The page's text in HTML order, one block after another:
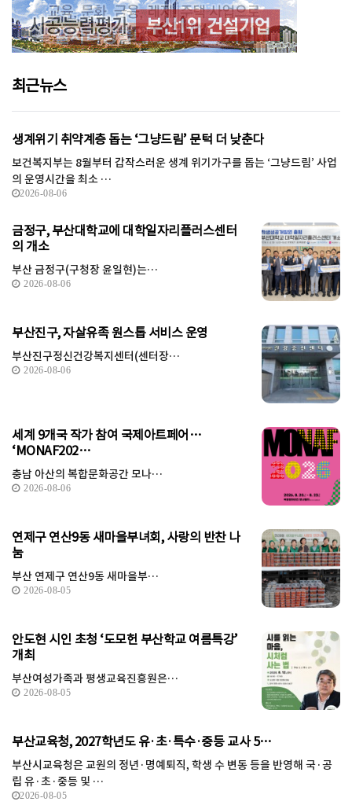
최근뉴스
생계위기 취약계층 돕는 ‘그냥드림’ 문턱 더 낮춘다
보건복지부는 8월부터 갑작스러운 생계 위기가구를 돕는 ‘그냥드림’ 사업
의 운영시간을 최소 …
2026-08-06
금정구, 부산대학교에 대학일자리플러스센터
의 개소
부산 금정구(구청장 윤일현)는…
2026-08-06
부산진구, 자살유족 원스톱 서비스 운영
부산진구정신건강복지센터(센터장…
2026-08-06
세계 9개국 작가 참여 국제아트페어…
‘MONAF202…
충남 아산의 복합문화공간 모나…
2026-08-06
연제구 연산9동 새마을부녀회, 사랑의 반찬 나
눔
부산 연제구 연산9동 새마을부…
2026-08-05
안도현 시인 초청 ‘도모헌 부산학교 여름특강’
개최
부산여성가족과 평생교육진흥원은…
2026-08-05
부산교육청, 2027학년도 유·초·특수·중등 교사 5…
부산시교육청은 교원의 정년·명예퇴직, 학생 수 변동 등을 반영해 국·공
립 유·초·중등 및 …
2026-08-05